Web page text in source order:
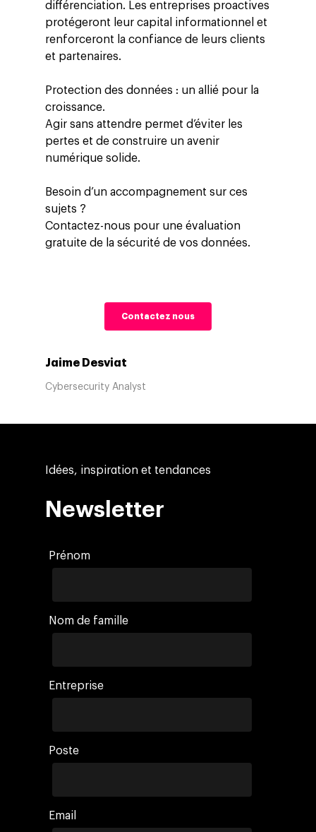
Jaime Desviat
Cybersecurity Analyst
différenciation. Les entreprises proactives
protégeront leur capital informationnel et
renforceront la confiance de leurs clients
et partenaires.
Protection des données : un allié pour la
croissance.
Agir sans attendre permet d’éviter les
pertes et de construire un avenir
numérique solide.
Besoin d’un accompagnement sur ces
sujets ?
Contactez-nous pour une évaluation
gratuite de la sécurité de vos données.
Contactez nous
Idées, inspiration et tendances
Newsletter
Prénom
Nom de famille
Entreprise
Poste
Email